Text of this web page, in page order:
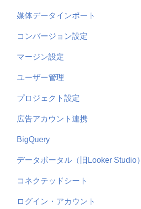
GA4
AD EBiS
WebAntenna
CATS
ecforce
Squad beyond
Salesforce
hubspot
Adjust
AppsFlyer
使い方
よくある質問
媒体データインポート
使い方
よくある質問
コンバージョン設定
使い方
よくある質問
マージン設定
使い方
ユーザー管理
使い方
よくある質問
プロジェクト設定
使い方
よくある質問
広告アカウント連携
使い方
よくある質問
Google
Microsoft
BigQuery
機能概要
よくある質問
データポータル（旧Looker Studio）
コネクテッドシート
ログイン・アカウント